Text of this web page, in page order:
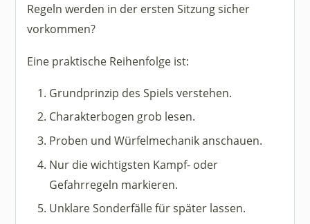
Regeln werden in der ersten Sitzung sicher
vorkommen?
Eine praktische Reihenfolge ist:
Grundprinzip des Spiels verstehen.
Charakterbogen grob lesen.
Proben und Würfelmechanik anschauen.
Nur die wichtigsten Kampf- oder
Gefahrregeln markieren.
Unklare Sonderfälle für später lassen.